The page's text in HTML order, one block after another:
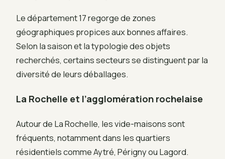
Le département 17 regorge de zones
géographiques propices aux bonnes affaires.
Selon la saison et la typologie des objets
recherchés, certains secteurs se distinguent par la
diversité de leurs déballages.
La Rochelle et l’agglomération rochelaise
Autour de La Rochelle, les vide-maisons sont
fréquents, notamment dans les quartiers
résidentiels comme Aytré, Périgny ou Lagord.